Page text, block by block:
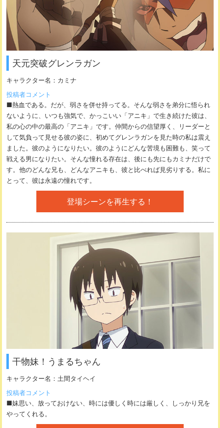
天元突破グレンラガン
キャラクター名： カミナ
投稿者コメント
■熱血である。だが、弱さを併せ持ってる。そんな弱さを弟分に悟られ
ないように、いつも強気で、かっこいい「アニキ」で生き続けた彼は、
私の心の中の最高の「アニキ」です。仲間からの信望厚く、リーダーと
して気負って見せる彼の姿に、初めてグレンラガンを見た時の私は震え
ました。彼のようになりたい。彼のようにどんな苦境も困難も、笑って
戦える男になりたい。そんな憧れる存在は、後にも先にもカミナだけで
す。他のどんな兄も、どんなアニキも、彼と比べれば見劣りする。私に
とって、彼は永遠の憧れです。
登場シーンを再生する！
干物妹！うまるちゃん
キャラクター名： 土間タイヘイ
投稿者コメント
■妹思い、放っておけない、時には優しく時には厳しく、しっかり兄を
やってくれる。